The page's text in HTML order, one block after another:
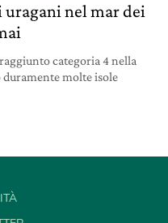
uragani nel mar dei
categoria 4 nella
molte isole